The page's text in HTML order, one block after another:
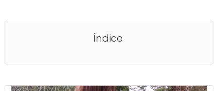
Índice